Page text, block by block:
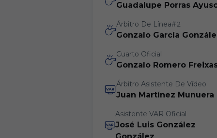
Guadalupe Porras
Árbitro De Línea#2
Gonzalo García
Cuarto Oficial
Gonzalo Romero
Árbitro Asistente De Vídeo
Juan Martínez Munuera
Asistente VAR Oficial
José Luis González